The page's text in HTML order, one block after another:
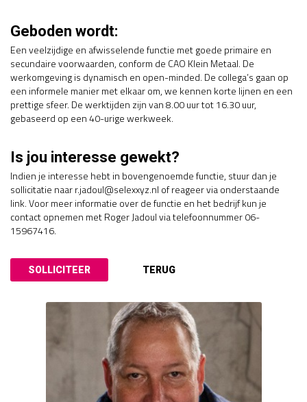
Geboden wordt:
Een veelzijdige en afwisselende functie met goede primaire en
secundaire voorwaarden, conform de CAO Klein Metaal. De
werkomgeving is dynamisch en open-minded. De collega’s gaan op
een informele manier met elkaar om, we kennen korte lijnen en een
prettige sfeer. De werktijden zijn van 8.00 uur tot 16.30 uur,
gebaseerd op een 40-urige werkweek.
Is jou interesse gewekt?
Indien je interesse hebt in bovengenoemde functie, stuur dan je
sollicitatie naar r.jadoul@selexxyz.nl of reageer via onderstaande
link. Voor meer informatie over de functie en het bedrijf kun je
contact opnemen met Roger Jadoul via telefoonnummer 06-
15967416.